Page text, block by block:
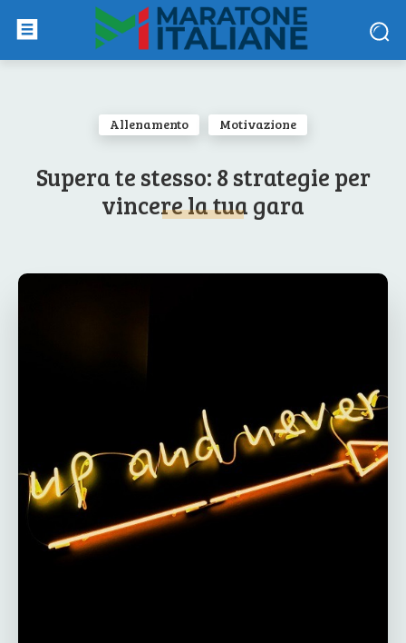
Allenamento Motivazione
Supera te stesso: 8 strategie per
vincere la tua gara